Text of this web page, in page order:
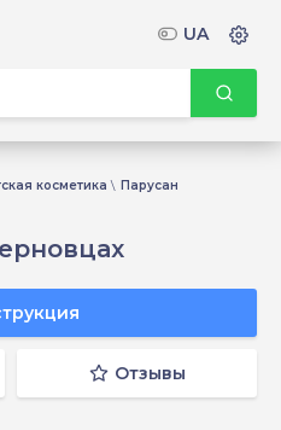
косметика Парусан
Отзывы
UA